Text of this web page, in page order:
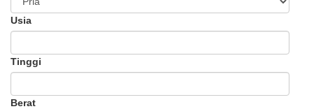
Usia
Tinggi
Berat